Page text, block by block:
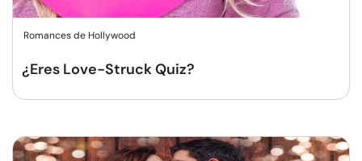
Romances de Hollywood
¿Eres Love-Struck Quiz?